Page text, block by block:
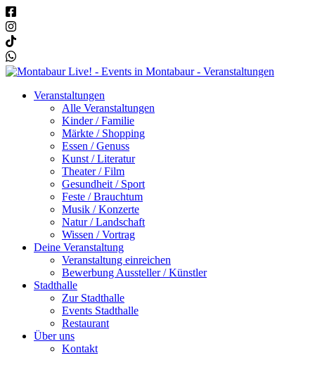
Veranstaltungen
Alle Veranstaltungen
Kinder / Familie
Märkte / Shopping
Essen / Genuss
Kunst / Literatur
Theater / Film
Gesundheit / Sport
Feste / Brauchtum
Musik / Konzerte
Natur / Landschaft
Wissen / Vortrag
Deine Veranstaltung
Veranstaltung einreichen
Bewerbung Aussteller / Künstler
Stadthalle
Zur Stadthalle
Events Stadthalle
Restaurant
Über uns
Kontakt